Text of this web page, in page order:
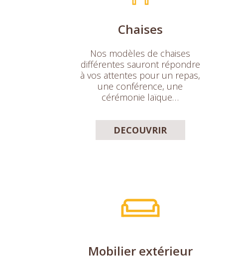
Chaises
Nos modèles de chaises
différentes sauront répondre
à vos attentes pour un repas,
une conférence, une
cérémonie laïque…
DECOUVRIR
Mobilier extérieur